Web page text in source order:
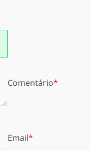
Comentário
Email